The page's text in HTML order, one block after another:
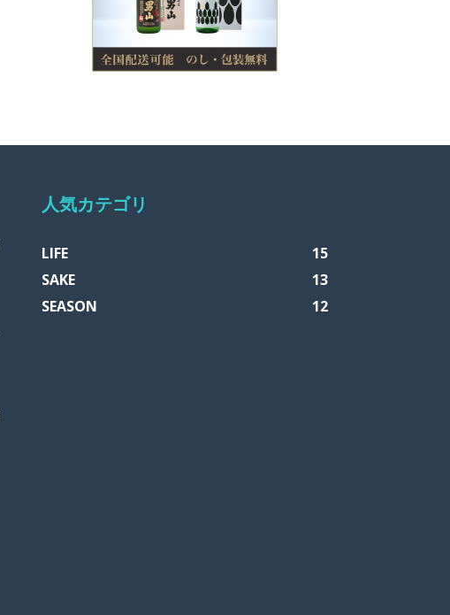
人気カテゴリ
LIFE
15
SAKE
13
SEASON
12